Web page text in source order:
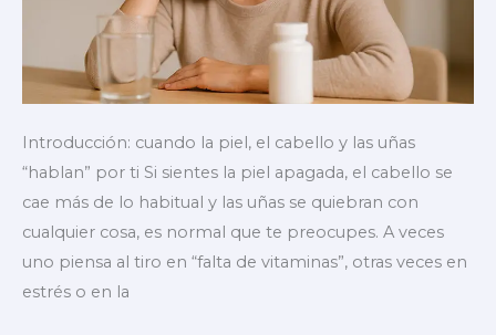
Introducción: cuando la piel, el cabello y las uñas
“hablan” por ti Si sientes la piel apagada, el cabello se
cae más de lo habitual y las uñas se quiebran con
cualquier cosa, es normal que te preocupes. A veces
uno piensa al tiro en “falta de vitaminas”, otras veces en
estrés o en la